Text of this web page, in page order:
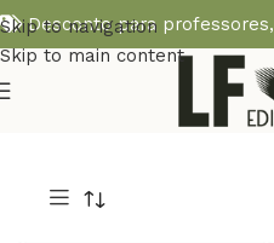
Skip to navigation
Skip to main content
Desconto para professores,